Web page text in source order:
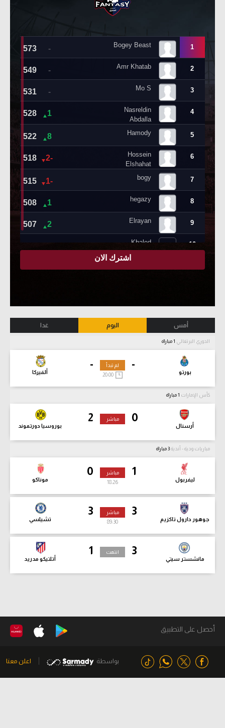
أمس اليوم غدا
الدوري البرتغالي
-
بورتو
-
ألفيركا
لم تبدأ
كأس الإمارات
0
أرسنال
2
بوروسيا دورتموند
مباشر
مباريات ودية - أندية
1
ليفربول
0
موناكو
مباشر
18:28
3
جوهور دارول تاكزيم
3
تشيلسي
مباشر
89:32
3
مانشستر سيتي
1
أتلتيكو مدريد
انتهت
أحصل على التطبيق
بواسطة اعلن معنا